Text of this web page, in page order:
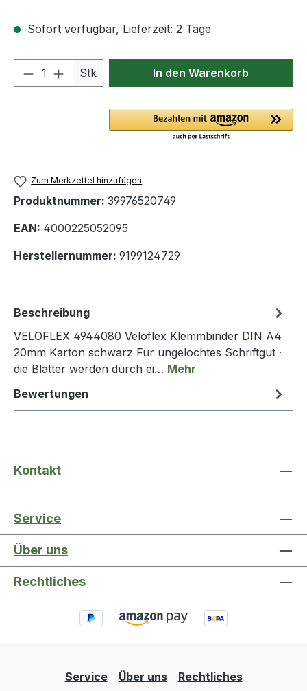
Sofort verfügbar, Lieferzeit: 2 Tage
Produkt Anzahl: Gib den
Stk In den Warenkorb
Zum Merkzettel hinzufügen
Produktnummer: 39976520749
EAN: 4000225052095
Herstellernummer: 9199124729
Beschreibung
VELOFLEX 4944080 Veloflex Klemmbinder DIN A4
20mm Karton schwarz Für ungelochtes Schriftgut ·
die Blätter werden durch ei… Mehr
Bewertungen
Kontakt
Service
Über uns
Rechtliches
Service Über uns Rechtliches